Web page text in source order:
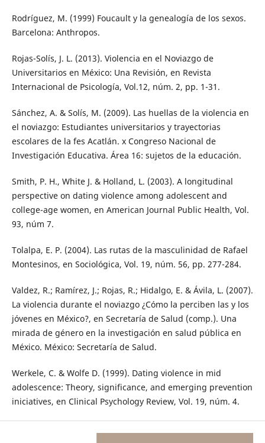
Rodríguez, M. (1999) Foucault y la genealogía de los sexos.
Barcelona: Anthropos.
Rojas-Solís, J. L. (2013). Violencia en el Noviazgo de
Universitarios en México: Una Revisión, en Revista
Internacional de Psicología, Vol.12, núm. 2, pp. 1-31.
Sánchez, A. & Solís, M. (2009). Las huellas de la violencia en
el noviazgo: Estudiantes universitarios y trayectorias
escolares de la fes Acatlán. x Congreso Nacional de
Investigación Educativa. Área 16: sujetos de la educación.
Smith, P. H., White J. & Holland, L. (2003). A longitudinal
perspective on dating violence among adolescent and
college-age women, en American Journal Public Health, Vol.
93, núm 7.
Tolalpa, E. P. (2004). Las rutas de la masculinidad de Rafael
Montesinos, en Sociológica, Vol. 19, núm. 56, pp. 277-284.
Valdez, R.; Ramírez, J.; Rojas, R.; Hidalgo, E. & Ávila, L. (2007).
La violencia durante el noviazgo ¿Cómo la perciben las y los
jóvenes en México?, en Secretaría de Salud (comp.). Una
mirada de género en la investigación en salud pública en
México. México: Secretaría de Salud.
Werkele, C. & Wolfe D. (1999). Dating violence in mid
adolescence: Theory, significance, and emerging prevention
iniciatives, en Clinical Psychology Review, Vol. 19, núm. 4.